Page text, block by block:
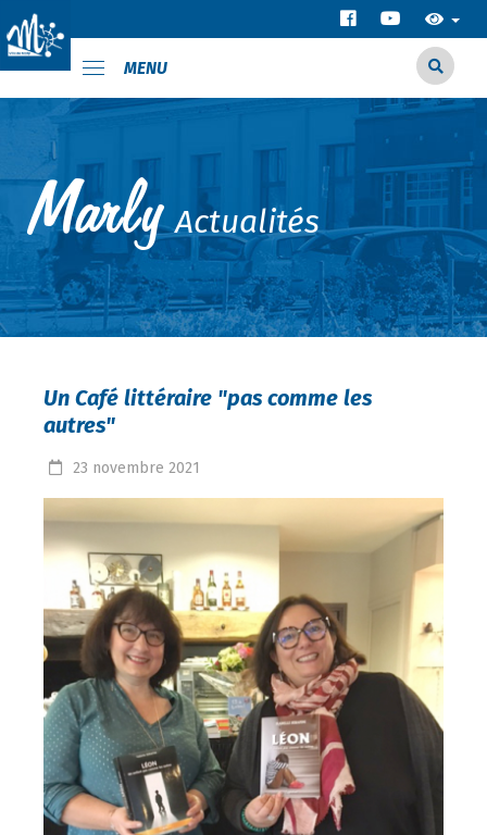
MENU
Actualités
Un Café littéraire "pas comme les
autres"
23 novembre 2021